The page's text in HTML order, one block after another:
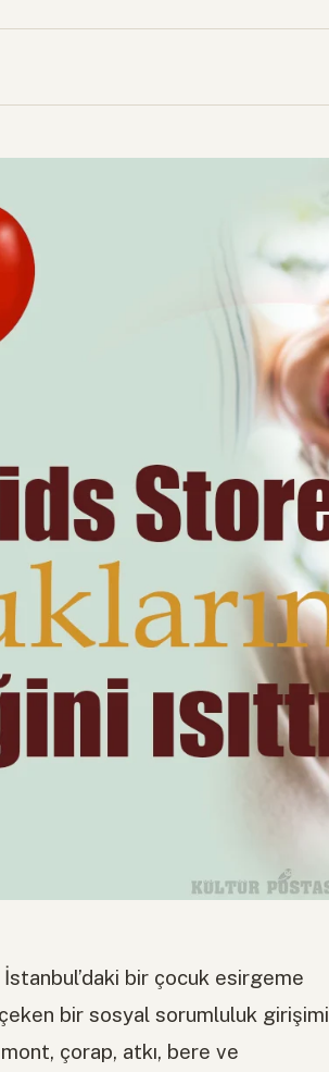
İstanbul’daki bir çocuk esirgeme
bir sosyal sorumluluk girişimi
çorap, atkı, bere ve